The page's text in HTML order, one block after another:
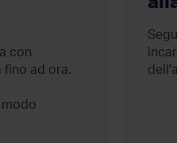
con
fino ad ora.